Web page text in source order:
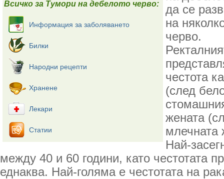
Всичко за Тумори на дебелото черво:
Информация за заболяването
Билки
Народни рецепти
Хранене
Лекари
Статии
да се
на
черво.
честота
(след
жената
млечната
Най-
между 40 и 60 години, като честотата
еднаква. Най-голяма е честотата на